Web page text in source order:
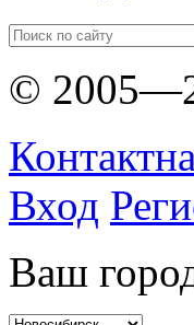
©
Вход
Ваш